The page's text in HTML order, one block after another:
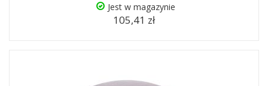
Jest w magazynie
105,41 zł